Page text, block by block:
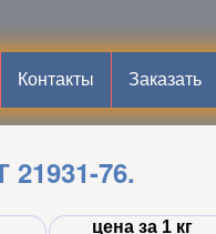
Контакты Заказать
76.
цена за 1 кг